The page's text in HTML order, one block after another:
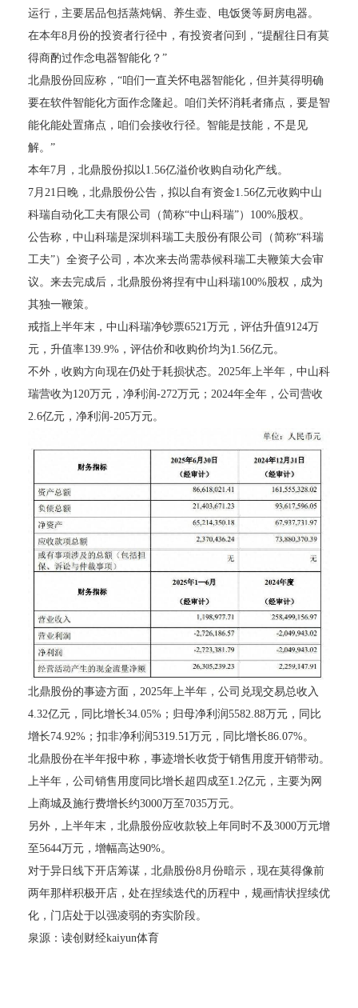
运行，主要居品包括蒸炖锅、养生壶、电饭煲等厨房电器。
在本年8月份的投资者行径中，有投资者问到，“提醒往日有莫
得商酌过作念电器智能化？”
北鼎股份回应称，“咱们一直关怀电器智能化，但并莫得明确
要在软件智能化方面作念隆起。咱们关怀消耗者痛点，要是智
能化能处置痛点，咱们会接收行径。智能是技能，不是见
解。”
本年7月，北鼎股份拟以1.56亿溢价收购自动化产线。
7月21日晚，北鼎股份公告，拟以自有资金1.56亿元收购中山
科瑞自动化工夫有限公司（简称“中山科瑞”）100%股权。
公告称，中山科瑞是深圳科瑞工夫股份有限公司（简称“科瑞
工夫”）全资子公司，本次来去尚需恭候科瑞工夫鞭策大会审
议。来去完成后，北鼎股份将捏有中山科瑞100%股权，成为
其独一鞭策。
戒指上半年末，中山科瑞净钞票6521万元，评估升值9124万
元，升值率139.9%，评估价和收购价均为1.56亿元。
不外，收购方向现在仍处于耗损状态。2025年上半年，中山科
瑞营收为120万元，净利润-272万元；2024年全年，公司营收
2.6亿元，净利润-205万元。
北鼎股份的事迹方面，2025年上半年，公司兑现交易总收入
4.32亿元，同比增长34.05%；归母净利润5582.88万元，同比
增长74.92%；扣非净利润5319.51万元，同比增长86.07%。
北鼎股份在半年报中称，事迹增长收货于销售用度开销带动。
上半年，公司销售用度同比增长超四成至1.2亿元，主要为网
上商城及施行费增长约3000万至7035万元。
另外，上半年末，北鼎股份应收款较上年同时不及3000万元增
至5644万元，增幅高达90%。
对于异日线下开店筹谋，北鼎股份8月份暗示，现在莫得像前
两年那样积极开店，处在捏续迭代的历程中，规画情状捏续优
化，门店处于以强凌弱的夯实阶段。
泉源：读创财经kaiyun体育